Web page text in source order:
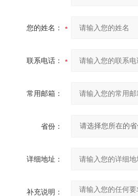
您的姓名：
联系电话：
常用邮箱：
省份：
详细地址：
补充说明：